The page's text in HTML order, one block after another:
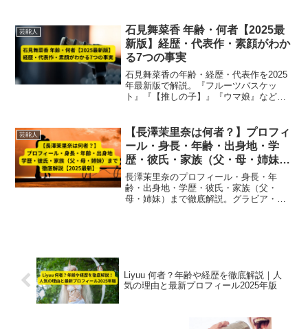
見です。
芸能人
石見舞菜香 年齢・何者【2025最
新版】経歴・代表作・素顔がわか
る7つの事実
石見舞菜香の年齢・経歴・代表作を2025
年最新版で解説。『フルーツバスケッ
ト』『【推しの子】』『ウマ娘』など人
芸能人
【長澤茉里奈は何者？】プロフィ
ール・身長・年齢・出身地・学
歴・彼氏・家族（父・母・姉妹）
まで徹底解説【2025最新】
長澤茉里奈のプロフィール・身長・年
齢・出身地・学歴・彼氏・家族（父・
母・姉妹）まで徹底解説。グラビア・女
Liyuu 何者？年齢や経歴を徹底解説｜人
気の理由と最新プロフィール2025年版